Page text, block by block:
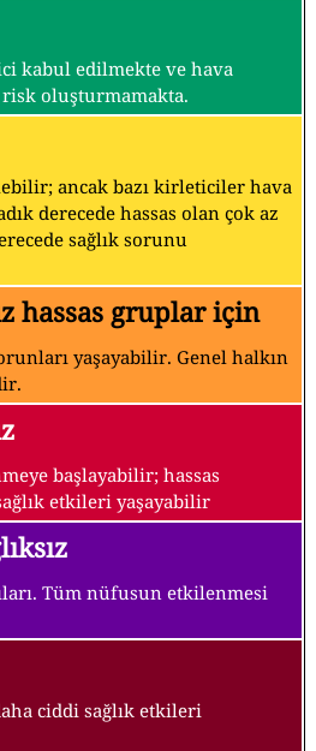
kabul edilmekte ve hava
oluşturmamakta.
ancak bazı kirleticiler hava
derecede hassas olan çok az
sağlık sorunu
hassas gruplar için
yaşayabilir. Genel halkın
başlayabilir; hassas
etkileri yaşayabilir
Tüm nüfusun etkilenmesi
ciddi sağlık etkileri